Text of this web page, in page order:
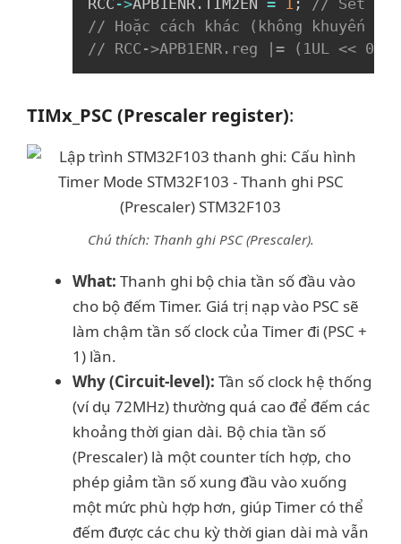
// Hoặc cách khác (không khuyến
// RCC->APB1ENR.reg |= (1UL << 0);
TIMx_PSC (Prescaler register):
Chú thích: Thanh ghi PSC (Prescaler).
What: Thanh ghi bộ chia tần số đầu vào
cho bộ đếm Timer. Giá trị nạp vào PSC sẽ
làm chậm tần số clock của Timer đi (PSC +
1) lần.
Why (Circuit-level): Tần số clock hệ thống
(ví dụ 72MHz) thường quá cao để đếm các
khoảng thời gian dài. Bộ chia tần số
(Prescaler) là một counter tích hợp, cho
phép giảm tần số xung đầu vào xuống
một mức phù hợp hơn, giúp Timer có thể
đếm được các chu kỳ thời gian dài mà vẫn